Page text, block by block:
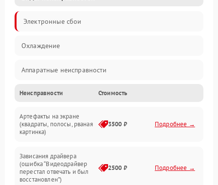
Электронные сбои
Охлаждение
Аппаратные неисправности
Перегрев и термопроблемы
Видео
Интерфейсные и коммуникационные проблемы
Неисправности Стоимость
Артефакты на экране
(квадраты, полосы, рваная
картинка)
3500 ₽ Подробнее →
Зависания драйвера
(ошибка “Видеодрайвер
перестал отвечать и был
восстановлен”)
2500 ₽ Подробнее →